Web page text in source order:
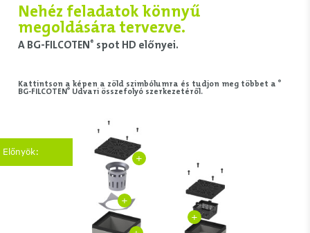
Nehéz feladatok könnyű
megoldására tervezve.
A BG-FILCOTEN® spot HD előnyei.
Kattintson a képen a zöld szimbólumra és tudjon meg többet a ®
BG-FILCOTEN®Udvari összefolyó szerkezetéről.
Előnyök:
+
+
+